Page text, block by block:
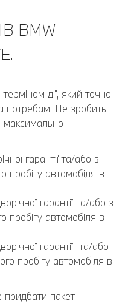
BMW
дії, який точно
потребам. Це зробить
максимально
гарантії та/або з
пробігу автомобіля в
гарантії та/або з
пробігу автомобіля в
гарантії та/або
пробігу автомобіля в
пакет